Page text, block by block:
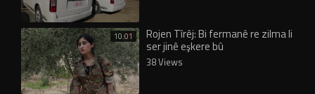
10:01 Rojen Tîrêj: Bi fermanê re zilma li
ser jinê eşkere bû
38 Views